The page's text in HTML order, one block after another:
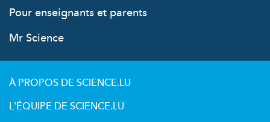
Pour enseignants et parents
Mr Science
À PROPOS DE SCIENCE.LU
L'ÉQUIPE DE SCIENCE.LU